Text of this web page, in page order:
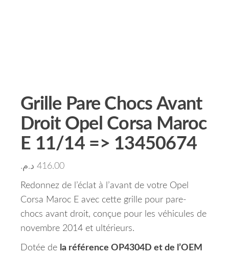
Grille Pare Chocs Avant
Droit Opel Corsa Maroc
E 11/14 => 13450674
416.00 د.م.
Redonnez de l’éclat à l’avant de votre Opel
Corsa Maroc E avec cette grille pour pare-
chocs avant droit, conçue pour les véhicules de
novembre 2014 et ultérieurs.
Dotée de la référence OP4304D et de l’OEM